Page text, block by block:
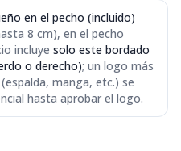
en el pecho (incluido)
8 cm), en el pecho
incluye solo este bordado
o derecho); un logo más
manga, etc.) se
hasta aprobar el logo.